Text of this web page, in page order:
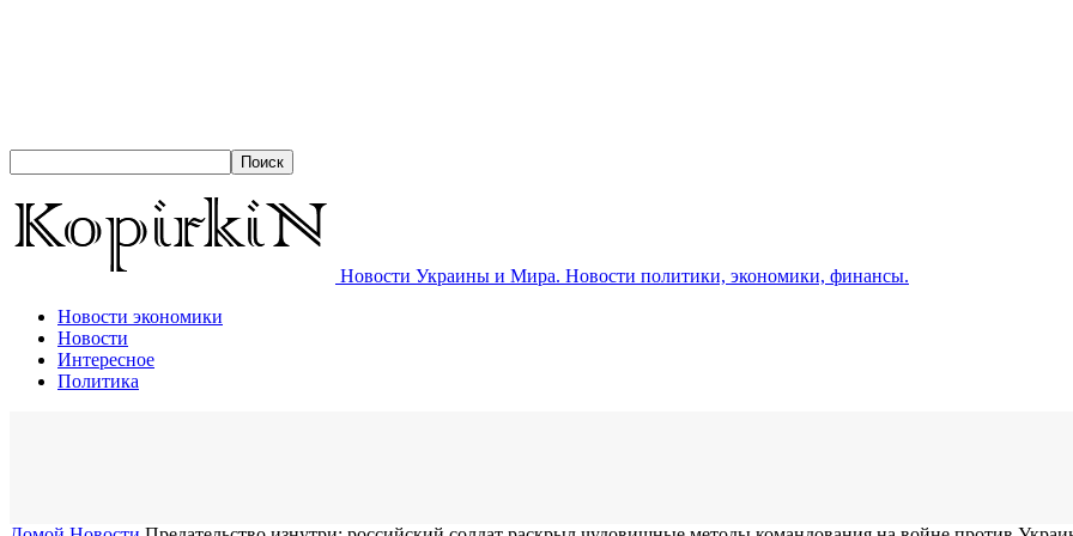
Новости Украины и Мира. Новости политики, экономики, финансы.
Новости экономики
Новости
Интересное
Политика